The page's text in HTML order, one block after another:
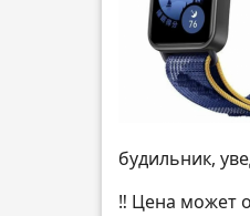
будильник,
‼️ Цена может